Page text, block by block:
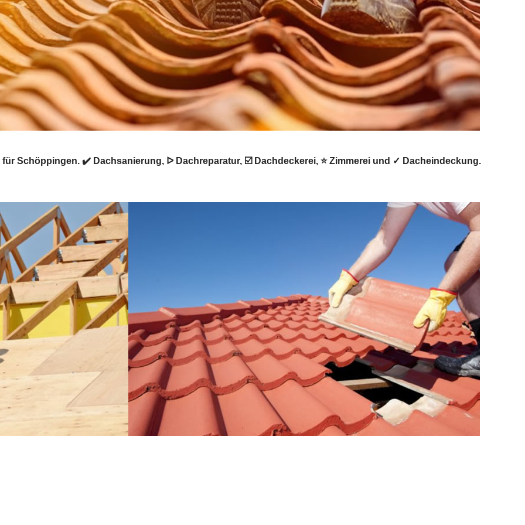
Schöppingen. ✔️ Dachsanierung, ᐅ Dachreparatur, ☑️ Dachdeckerei, ⭐ Zimmerei und ✓ Dacheindeckung.